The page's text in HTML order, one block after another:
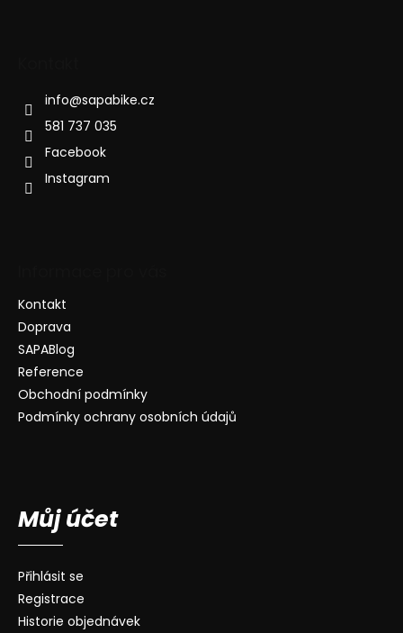
info@sapabike.cz
581 737 035
Facebook
Instagram
Kontakt
Doprava
SAPABlog
Reference
Obchodní podmínky
Podmínky ochrany osobních údajů
Můj účet
Přihlásit se
Registrace
Historie objednávek